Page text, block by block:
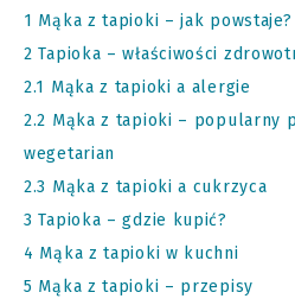
1 Mąka z tapioki – jak powstaje?
2 Tapioka – właściwości
2.1 Mąka z tapioki a alergie
2.2 Mąka z tapioki – popularny
wegetarian
2.3 Mąka z tapioki a cukrzyca
3 Tapioka – gdzie kupić?
4 Mąka z tapioki w kuchni
5 Mąka z tapioki – przepisy